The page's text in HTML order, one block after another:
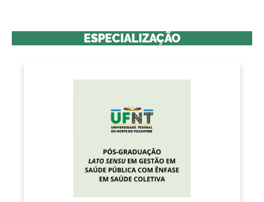
ESPECIALIZAÇÃO